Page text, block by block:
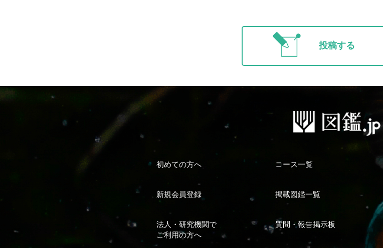
投稿する
初めての方へ コース一覧
新規会員登録 掲載図鑑一覧
法人・研究機関で
ご利用の方へ
質問・報告掲示板